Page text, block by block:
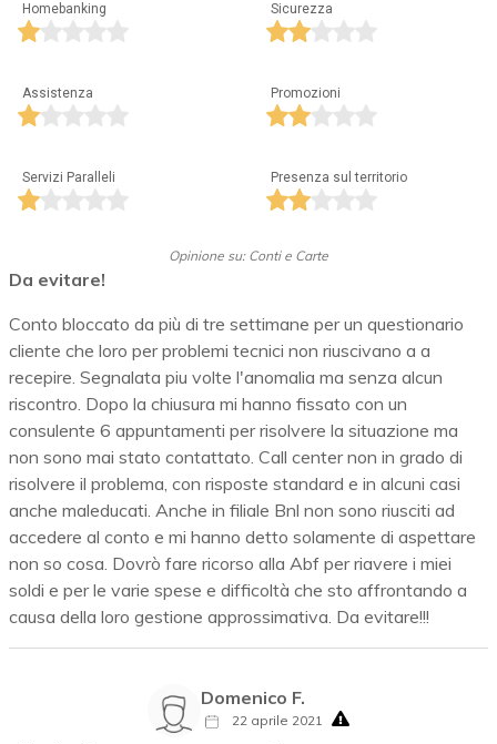
Homebanking Sicurezza
Assistenza Promozioni
Servizi Paralleli Presenza sul territorio
Opinione su: Conti e Carte
Da evitare!
Conto bloccato da più di tre settimane per un questionario
cliente che loro per problemi tecnici non riuscivano a a
recepire. Segnalata piu volte l'anomalia ma senza alcun
riscontro. Dopo la chiusura mi hanno fissato con un
consulente 6 appuntamenti per risolvere la situazione ma
non sono mai stato contattato. Call center non in grado di
risolvere il problema, con risposte standard e in alcuni casi
anche maleducati. Anche in filiale Bnl non sono riusciti ad
accedere al conto e mi hanno detto solamente di aspettare
non so cosa. Dovrò fare ricorso alla Abf per riavere i miei
soldi e per le varie spese e difficoltà che sto affrontando a
causa della loro gestione approssimativa. Da evitare!!!
Domenico F.
22 aprile 2021